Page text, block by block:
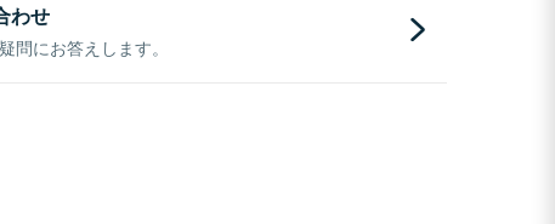
わせ
問にお答えします。